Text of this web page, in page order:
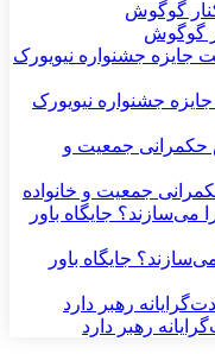
گوگوش
جایزه جشنواره نیویورک
جمعیت و خانواده
جایگاه باور
رهبر دارد